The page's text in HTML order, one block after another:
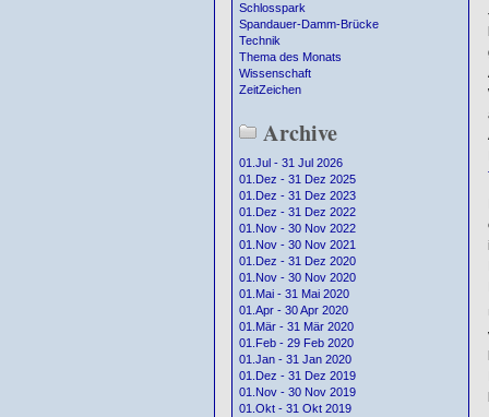
Schlosspark
Spandauer-Damm-Brücke
Technik
Thema des Monats
Wissenschaft
ZeitZeichen
Archive
01.Jul - 31 Jul 2026
01.Dez - 31 Dez 2025
01.Dez - 31 Dez 2023
01.Dez - 31 Dez 2022
01.Nov - 30 Nov 2022
01.Nov - 30 Nov 2021
01.Dez - 31 Dez 2020
01.Nov - 30 Nov 2020
01.Mai - 31 Mai 2020
01.Apr - 30 Apr 2020
01.Mär - 31 Mär 2020
01.Feb - 29 Feb 2020
01.Jan - 31 Jan 2020
01.Dez - 31 Dez 2019
01.Nov - 30 Nov 2019
01.Okt - 31 Okt 2019